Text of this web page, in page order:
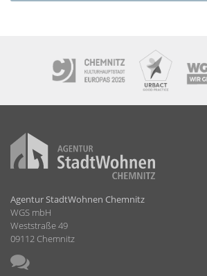
Agentur StadtWohnen Chemnitz
WGS mbH
Weststraße 49
09112 Chemnitz